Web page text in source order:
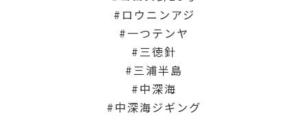
ロウニンアジ
一つテンヤ
三徳針
三浦半島
中深海
中深海ジギング